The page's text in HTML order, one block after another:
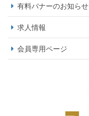
有料バナーのお知らせ
求人情報
会員専用ページ